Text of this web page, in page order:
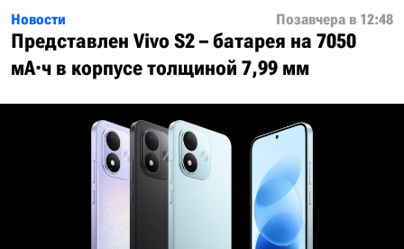
Новости Позавчера в 12:48
Представлен Vivo S2 – батарея на 7050
мА·ч в корпусе толщиной 7,99 мм